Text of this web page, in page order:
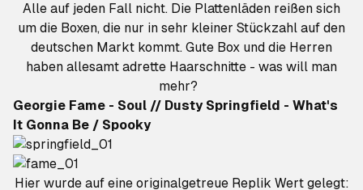
Alle auf jeden Fall nicht. Die Plattenläden reißen sich
um die Boxen, die nur in sehr kleiner Stückzahl auf den
deutschen Markt kommt. Gute Box und die Herren
haben allesamt adrette Haarschnitte - was will man
Georgie Fame - Soul // Dusty Springfield - What's
It Gonna Be / Spooky
Hier wurde auf eine originalgetreue Replik Wert gelegt: